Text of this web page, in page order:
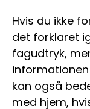
Hvis du ikke
det forklaret
fagudtryk,
kan også
med hjem,